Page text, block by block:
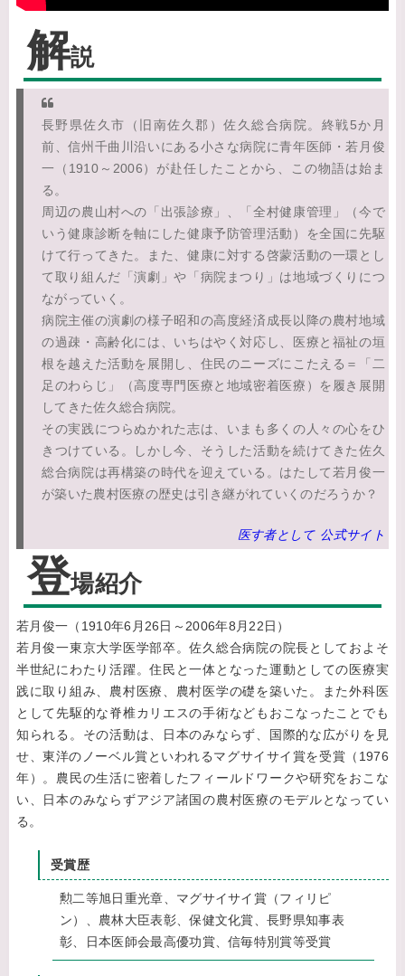
解説
長野県佐久市（旧南佐久郡）佐久総合病院。終戦5か月
前、信州千曲川沿いにある小さな病院に青年医師・若月俊
一（1910～2006）が赴任したことから、この物語は始ま
る。
周辺の農山村への「出張診療」、「全村健康管理」（今で
いう健康診断を軸にした健康予防管理活動）を全国に先駆
けて行ってきた。また、健康に対する啓蒙活動の一環とし
て取り組んだ「演劇」や「病院まつり」は地域づくりにつ
ながっていく。
病院主催の演劇の様子昭和の高度経済成長以降の農村地域
の過疎・高齢化には、いちはやく対応し、医療と福祉の垣
根を越えた活動を展開し、住民のニーズにこたえる＝「二
足のわらじ」（高度専門医療と地域密着医療）を履き展開
してきた佐久総合病院。
その実践につらぬかれた志は、いまも多くの人々の心をひ
きつけている。しかし今、そうした活動を続けてきた佐久
総合病院は再構築の時代を迎えている。はたして若月俊一
が築いた農村医療の歴史は引き継がれていくのだろうか？
医す者として 公式サイト
登場紹介
若月俊一（1910年6月26日～2006年8月22日）
若月俊一東京大学医学部卒。佐久総合病院の院長としておよそ
半世紀にわたり活躍。住民と一体となった運動としての医療実
践に取り組み、農村医療、農村医学の礎を築いた。また外科医
として先駆的な脊椎カリエスの手術などもおこなったことでも
知られる。その活動は、日本のみならず、国際的な広がりを見
せ、東洋のノーベル賞といわれるマグサイサイ賞を受賞（1976
年）。農民の生活に密着したフィールドワークや研究をおこな
い、日本のみならずアジア諸国の農村医療のモデルとなってい
る。
受賞歴
勲二等旭日重光章、マグサイサイ賞（フィリピ
ン）、農林大臣表彰、保健文化賞、長野県知事表
彰、日本医師会最高優功賞、信毎特別賞等受賞